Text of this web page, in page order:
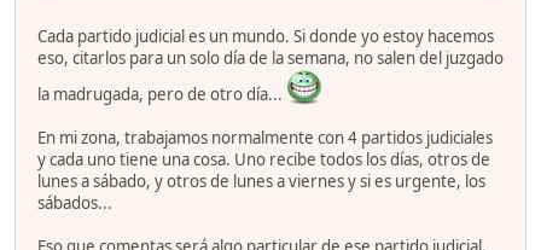
Cada partido judicial es un mundo. Si donde yo estoy hacemos
eso, citarlos para un solo día de la semana, no salen del juzgado
la madrugada, pero de otro día...
En mi zona, trabajamos normalmente con 4 partidos judiciales
y cada uno tiene una cosa. Uno recibe todos los días, otros de
lunes a sábado, y otros de lunes a viernes y si es urgente, los
sábados...